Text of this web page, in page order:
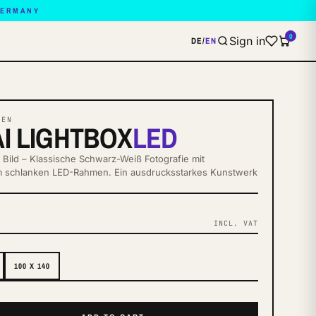
DE/EN Sign in 0
LIGHTBOXLED
Bild – Klassische Schwarz-Weiß Fotografie mit
schlanken LED-Rahmen. Ein ausdrucksstarkes Kunstwerk
INCL. VAT
100 X 140